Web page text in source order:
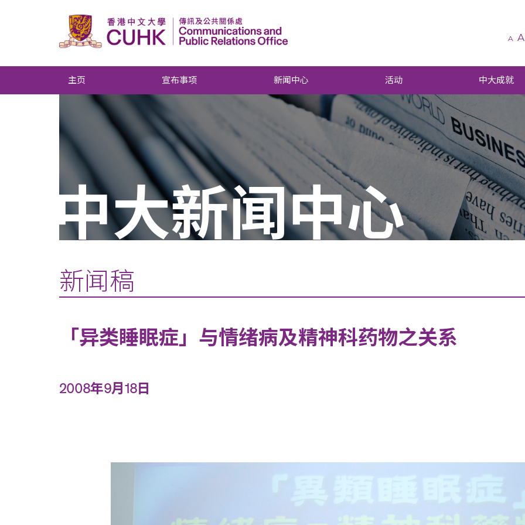
A A
主页 宣布事项 新闻中心 活动 中大成就
中大新闻中心
新闻稿
「异类睡眠症」与情绪病及精神科药物之关系
2008年9月18日